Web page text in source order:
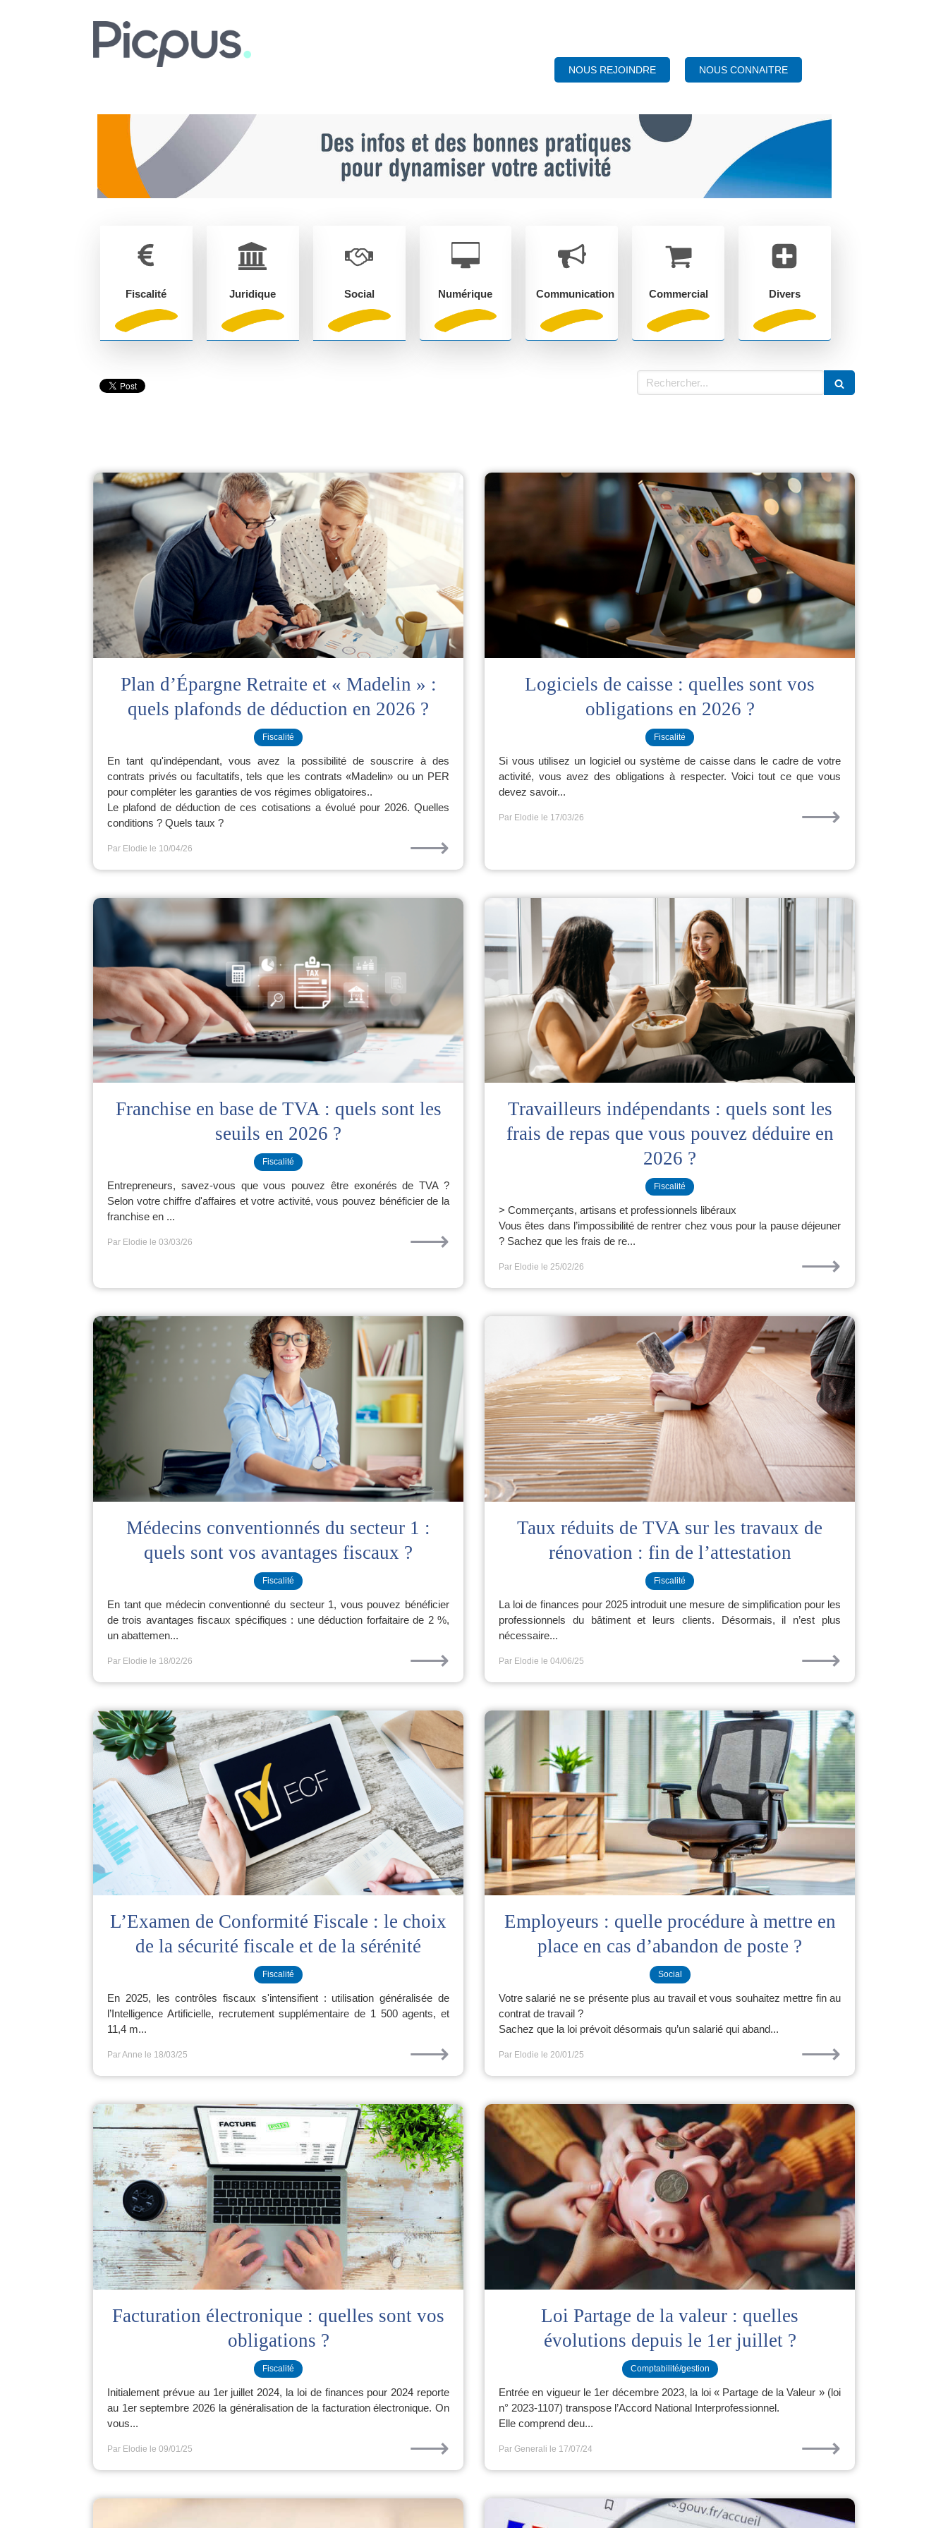
NOUS REJOINDRE NOUS CONNAITRE
Fiscalité Juridique Social Numérique Communication Commercial Divers
Rechercher
Plan d’Épargne Retraite et « Madelin » :
quels plafonds de déduction en 2026 ?
Fiscalité
En tant qu'indépendant, vous avez la possibilité de souscrire à des
contrats privés ou facultatifs, tels que les contrats «Madelin» ou un PER
pour compléter les garanties de vos régimes obligatoires..
Le plafond de déduction de ces cotisations a évolué pour 2026. Quelles
conditions ? Quels taux ?
Par Elodie le 10/04/26 ⟶
Logiciels de caisse : quelles sont vos
obligations en 2026 ?
Fiscalité
Si vous utilisez un logiciel ou système de caisse dans le cadre de votre
activité, vous avez des obligations à respecter. Voici tout ce que vous
devez savoir...
Par Elodie le 17/03/26 ⟶
Franchise en base de TVA : quels sont les
seuils en 2026 ?
Fiscalité
Entrepreneurs, savez-vous que vous pouvez être exonérés de TVA ?
Selon votre chiffre d'affaires et votre activité, vous pouvez bénéficier de la
franchise en ...
Par Elodie le 03/03/26 ⟶
Travailleurs indépendants : quels sont les
frais de repas que vous pouvez déduire en
2026 ?
Fiscalité
> Commerçants, artisans et professionnels libéraux
Vous êtes dans l’impossibilité de rentrer chez vous pour la pause déjeuner
? Sachez que les frais de re...
Par Elodie le 25/02/26 ⟶
Médecins conventionnés du secteur 1 :
quels sont vos avantages fiscaux ?
Fiscalité
En tant que médecin conventionné du secteur 1, vous pouvez bénéficier
de trois avantages fiscaux spécifiques : une déduction forfaitaire de 2 %,
un abattemen...
Par Elodie le 18/02/26 ⟶
Taux réduits de TVA sur les travaux de
rénovation : fin de l’attestation
Fiscalité
La loi de finances pour 2025 introduit une mesure de simplification pour les
professionnels du bâtiment et leurs clients. Désormais, il n’est plus
nécessaire...
Par Elodie le 04/06/25 ⟶
L’Examen de Conformité Fiscale : le choix
de la sécurité fiscale et de la sérénité
Fiscalité
En 2025, les contrôles fiscaux s'intensifient : utilisation généralisée de
l’Intelligence Artificielle, recrutement supplémentaire de 1 500 agents, et
11,4 m...
Par Anne le 18/03/25 ⟶
Employeurs : quelle procédure à mettre en
place en cas d’abandon de poste ?
Social
Votre salarié ne se présente plus au travail et vous souhaitez mettre fin au
contrat de travail ?
Sachez que la loi prévoit désormais qu’un salarié qui aband...
Par Elodie le 20/01/25 ⟶
Facturation électronique : quelles sont vos
obligations ?
Fiscalité
Initialement prévue au 1er juillet 2024, la loi de finances pour 2024 reporte
au 1er septembre 2026 la généralisation de la facturation électronique. On
vous...
Par Elodie le 09/01/25 ⟶
Loi Partage de la valeur : quelles
évolutions depuis le 1er juillet ?
Comptabilité/gestion
Entrée en vigueur le 1er décembre 2023, la loi « Partage de la Valeur » (loi
n° 2023-1107) transpose l’Accord National Interprofessionnel.
Elle comprend deu...
Par Generali le 17/07/24 ⟶